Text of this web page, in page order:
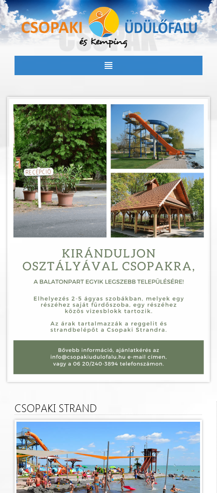
CSOPAKI STRAND